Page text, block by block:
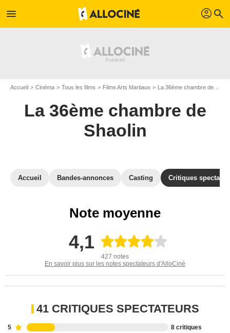
menu profil search
Accueil Cinéma Tous les films Films Arts Martiaux La 36ème chambre de Shaolin
La 36ème chambre de
Shaolin
Accueil Bandes-annonces Casting Critiques
Note moyenne
4,1
427 notes
En savoir plus sur les notes spectateurs d'AlloCiné
41 CRITIQUES SPECTATEURS
5 8 critiques